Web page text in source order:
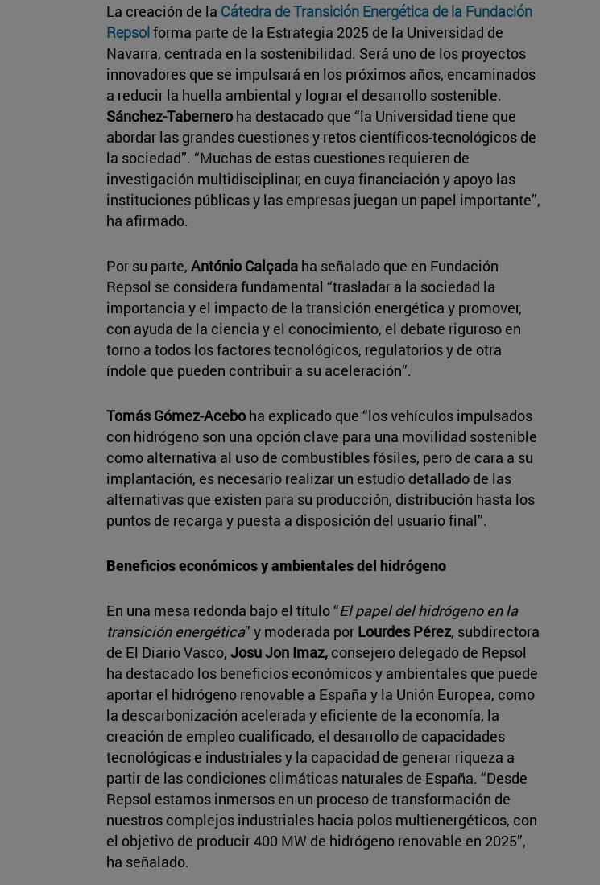
La creación de la Cátedra de Transición Energética de la Fundación
Repsolforma parte de la Estrategia 2025 de la Universidad de
Navarra, centrada en la sostenibilidad. Será uno de los proyectos
innovadores que se impulsará en los próximos años, encaminados
a reducir la huella ambiental y lograr el desarrollo sostenible.
Sánchez-Tabernero ha destacado que “la Universidad tiene que
abordar las grandes cuestiones y retos científicos-tecnológicos de
la sociedad”. “Muchas de estas cuestiones requieren de
investigación multidisciplinar, en cuya financiación y apoyo las
instituciones públicas y las empresas juegan un papel importante”,
ha afirmado.
Por su parte, António Calçada ha señalado que en Fundación
Repsol se considera fundamental “trasladar a la sociedad la
importancia y el impacto de la transición energética y promover,
con ayuda de la ciencia y el conocimiento, el debate riguroso en
torno a todos los factores tecnológicos, regulatorios y de otra
índole que pueden contribuir a su aceleración”.
Tomás Gómez-Acebo ha explicado que “los vehículos impulsados
con hidrógeno son una opción clave para una movilidad sostenible
como alternativa al uso de combustibles fósiles, pero de cara a su
implantación, es necesario realizar un estudio detallado de las
alternativas que existen para su producción, distribución hasta los
puntos de recarga y puesta a disposición del usuario final”.
Beneficios económicos y ambientales del hidrógeno
En una mesa redonda bajo el título “El papel del hidrógeno en la
transición energética” y moderada por Lourdes Pérez, subdirectora
de El Diario Vasco, Josu Jon Imaz, consejero delegado de Repsol
ha destacado los beneficios económicos y ambientales que puede
aportar el hidrógeno renovable a España y la Unión Europea, como
la descarbonización acelerada y eficiente de la economía, la
creación de empleo cualificado, el desarrollo de capacidades
tecnológicas e industriales y la capacidad de generar riqueza a
partir de las condiciones climáticas naturales de España. “Desde
Repsol estamos inmersos en un proceso de transformación de
nuestros complejos industriales hacia polos multienergéticos, con
el objetivo de producir 400 MW de hidrógeno renovable en 2025”,
ha señalado.